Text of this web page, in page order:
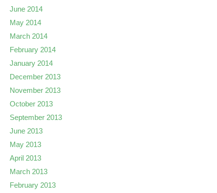
June 2014
May 2014
March 2014
February 2014
January 2014
December 2013
November 2013
October 2013
September 2013
June 2013
May 2013
April 2013
March 2013
February 2013